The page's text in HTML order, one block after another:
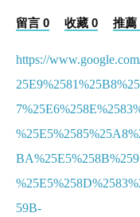
留言 0 收藏 0 推薦
https://
59B-